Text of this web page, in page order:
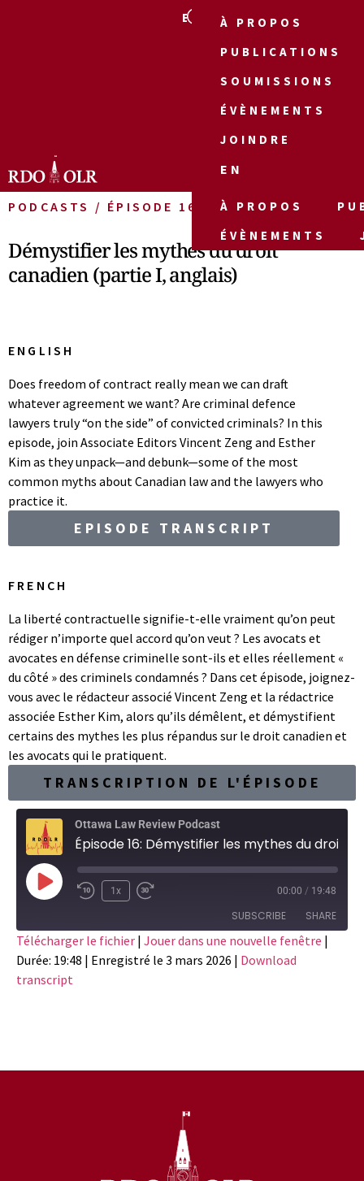
EN
À PROPOS
PUBLICATIONS
SOUMISSIONS
ÉVÈNEMENTS
JOINDRE
EN
À PROPOS
ÉVÈNEMENTS
PODCASTS / ÉPISODE 16
Démystifier les mythes du droit
canadien (partie I, anglais)
ENGLISH
Does freedom of contract really mean we can draft
whatever agreement we want? Are criminal defence
lawyers truly “on the side” of convicted criminals? In this
episode, join Associate Editors Vincent Zeng and Esther
Kim as they unpack—and debunk—some of the most
common myths about Canadian law and the lawyers who
practice it.
EPISODE TRANSCRIPT
FRENCH
La liberté contractuelle signifie-t-elle vraiment qu’on peut
rédiger n’importe quel accord qu’on veut ? Les avocats et
avocates en défense criminelle sont-ils et elles réellement «
du côté » des criminels condamnés ? Dans cet épisode, joignez-
vous avec le rédacteur associé Vincent Zeng et la rédactrice
associée Esther Kim, alors qu’ils démêlent, et démystifient
certains des mythes les plus répandus sur le droit canadien et
les avocats qui le pratiquent.
TRANSCRIPTION DE L'ÉPISODE
Ottawa Law Review Podcast
1x 00:00 / 19:48
SUBSCRIBE SHARE
RSS FEED
SHARE
Télécharger le fichier | Jouer dans une nouvelle fenêtre |
Durée: 19:48 | Enregistré le 3 mars 2026 | Download
transcript